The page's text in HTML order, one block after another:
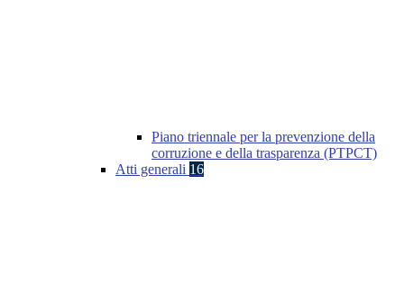
Piano triennale per la prevenzione della
corruzione e della trasparenza (PTPCT)
Atti generali 16